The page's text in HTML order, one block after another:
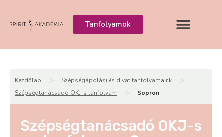
Tanfolyamok
Kezdőlap > Szépségápolási és divat tanfolyamaink >
Szépségtanácsadó OKJ-s tanfolyam > Sopron
Szépségtanácsadó OKJ-s